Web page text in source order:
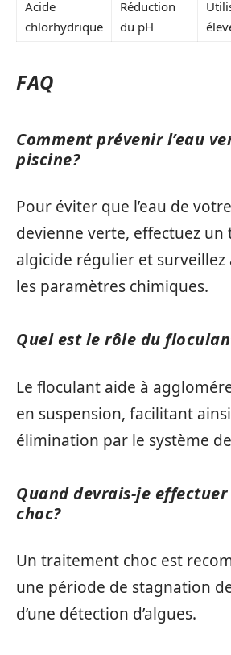
Acide
chlorhydrique
Réduction
du pH
FAQ
Comment prévenir l’eau
piscine?
Pour éviter que l’eau de
devienne verte, effectuez
algicide régulier et
les paramètres chimiques.
Quel est le rôle du
Le floculant aide à
en suspension, facilitant
élimination par le système
Quand devrais-je
choc?
Un traitement choc est
une période de stagnation
d’une détection d’algues.